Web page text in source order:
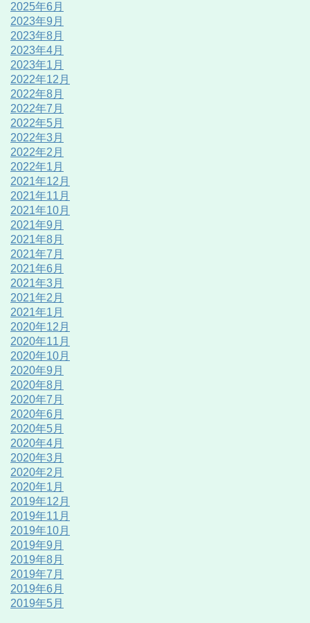
2025年6月
2023年9月
2023年8月
2023年4月
2023年1月
2022年12月
2022年8月
2022年7月
2022年5月
2022年3月
2022年2月
2022年1月
2021年12月
2021年11月
2021年10月
2021年9月
2021年8月
2021年7月
2021年6月
2021年3月
2021年2月
2021年1月
2020年12月
2020年11月
2020年10月
2020年9月
2020年8月
2020年7月
2020年6月
2020年5月
2020年4月
2020年3月
2020年2月
2020年1月
2019年12月
2019年11月
2019年10月
2019年9月
2019年8月
2019年7月
2019年6月
2019年5月